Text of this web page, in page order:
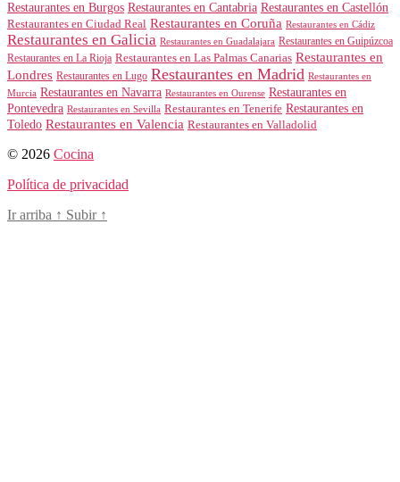
Restaurantes en Burgos Restaurantes en Cantabria Restaurantes en Castellón
Restaurantes en Ciudad Real Restaurantes en Coruña Restaurantes en Cádiz
Restaurantes en Galicia Restaurantes en Guadalajara Restaurantes en Guipúzcoa
Restaurantes en La Rioja Restaurantes en Las Palmas Canarias Restaurantes en
Londres Restaurantes en Lugo Restaurantes en Madrid Restaurantes en
Murcia Restaurantes en Navarra Restaurantes en Ourense Restaurantes en
Pontevedra Restaurantes en Sevilla Restaurantes en Tenerife Restaurantes en
Toledo Restaurantes en Valencia Restaurantes en Valladolid
© 2026 Cocina
Política de privacidad
Ir arriba ↑ Subir ↑